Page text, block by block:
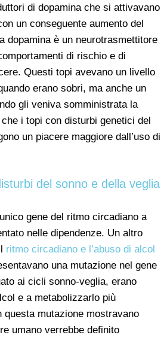
di dopamina che si attivavano
un conseguente aumento del
dopamina è un neurotrasmettitore
di rischio e di
Questi topi avevano un livello
erano sobri, ma anche un
gli veniva somministrata la
i topi con disturbi genetici del
un piacere maggiore dall’uso di
del sonno e della veglia
gene del ritmo circadiano a
nelle dipendenze. Un altro
ritmo circadiano e l’abuso di alcol
una mutazione nel gene
ai cicli sonno-veglia, erano
e a metabolizzarlo più
questa mutazione mostravano
umano verrebbe definito